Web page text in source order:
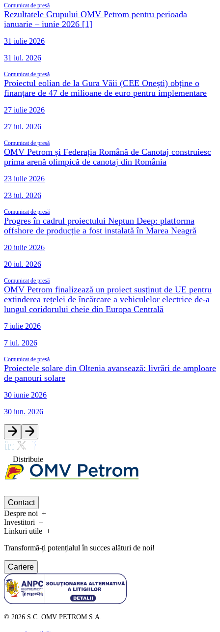
Comunicat de presă
Rezultatele Grupului OMV Petrom pentru perioada
ianuarie – iunie 2026 [1]
31 iulie 2026
31 iul. 2026
Comunicat de presă
Proiectul eolian de la Gura Văii (CEE Onești) obține o
finanțare de 47 de milioane de euro pentru implementare
27 iulie 2026
27 iul. 2026
Comunicat de presă
OMV Petrom și Federația Română de Canotaj construiesc
prima arenă olimpică de canotaj din România
23 iulie 2026
23 iul. 2026
Comunicat de presă
Progres în cadrul proiectului Neptun Deep: platforma
offshore de producție a fost instalată în Marea Neagră
20 iulie 2026
20 iul. 2026
Comunicat de presă
OMV Petrom finalizează un proiect susținut de UE pentru
extinderea rețelei de încărcare a vehiculelor electrice de-a
lungul coridorului cheie din Europa Centrală
7 iulie 2026
7 iul. 2026
Comunicat de presă
Proiectele solare din Oltenia avansează: livrări de amploare
de panouri solare
30 iunie 2026
30 iun. 2026
Distribuie
Contact
Despre noi
Investitori
Linkuri utile
Transformă-ți potențialul în succes alături de noi!
Cariere
© 2026 S.C. OMV PETROM S.A.